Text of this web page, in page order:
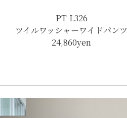
PT-L326
ツイルワッシャーワイドパンツ
24,860yen